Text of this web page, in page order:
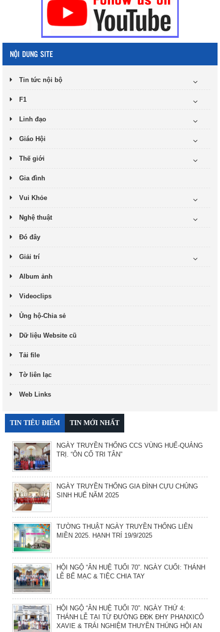
NỘI DUNG SITE
Tin tức nội bộ
F1
Linh đạo
Giáo Hội
Thế giới
Gia đình
Vui Khỏe
Nghệ thuật
Đó đây
Giải trí
Album ảnh
Videoclips
Ủng hộ-Chia sẻ
Dữ liệu Website cũ
Tải file
Tờ liên lạc
Web Links
TIN TIÊU ĐIỂM TIN MỚI NHẤT
NGÀY TRUYỀN THỐNG CCS VÙNG HUẾ-QUẢNG
TRỊ. “ÔN CỐ TRI TÂN”
NGÀY TRUYỀN THỐNG GIA ĐÌNH CỰU CHỦNG
SINH HUẾ NĂM 2025
TƯỜNG THUẬT NGÀY TRUYỀN THỐNG LIÊN
MIỀN 2025. HẠNH TRÍ 19/9/2025
HỘI NGỘ “ÂN HUỆ TUỔI 70”. NGÀY CUỐI: THÁNH
LỄ BẾ MẠC & TIỆC CHIA TAY
HỘI NGỘ “ÂN HUỆ TUỔI 70”. NGÀY THỨ 4:
THÁNH LỄ TẠI TỪ ĐƯỜNG ĐĐK ĐHY PHANXICÔ
XAVIE & TRẢI NGHIỆM THUYỀN THÚNG HỘI AN